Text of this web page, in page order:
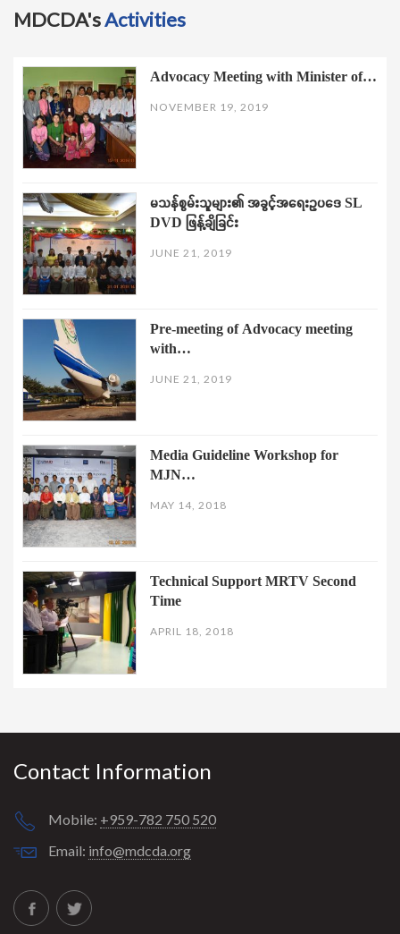
MDCDA'sActivities
Advocacy Meeting with Minister of…
NOVEMBER 19, 2019
မသန်စွမ်းသူများ၏ အခွင့်အရေးဥပဒေ SL
DVD ဖြန့်ချိခြင်း
JUNE 21, 2019
Pre-meeting of Advocacy meeting
with…
JUNE 21, 2019
Media Guideline Workshop for
MJN…
MAY 14, 2018
Technical Support MRTV Second
Time
APRIL 18, 2018
Contact Information
Mobile: +959-782 750 520
Email: info@mdcda.org